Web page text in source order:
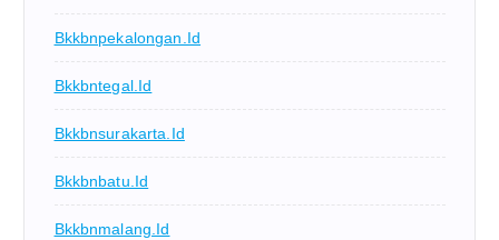
Bkkbnpekalongan.id
Bkkbntegal.id
Bkkbnsurakarta.id
Bkkbnbatu.id
Bkkbnmalang.id